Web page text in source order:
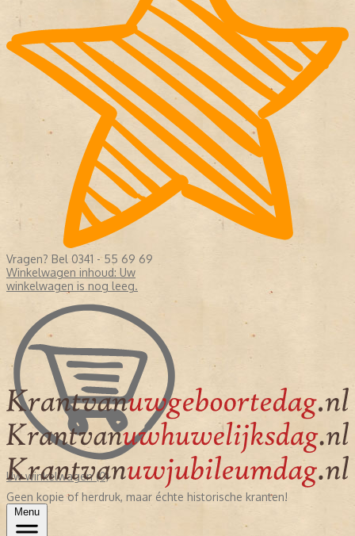
Vragen? Bel 0341 - 55 69 69
Winkelwagen inhoud: Uw
winkelwagen is nog leeg.
Uw winkelwagen (0)
Geen kopie of herdruk, maar échte historische kranten!
Menu